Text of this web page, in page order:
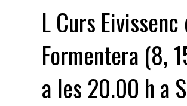
L Curs
Formentera (8,
a les 20.00 h a